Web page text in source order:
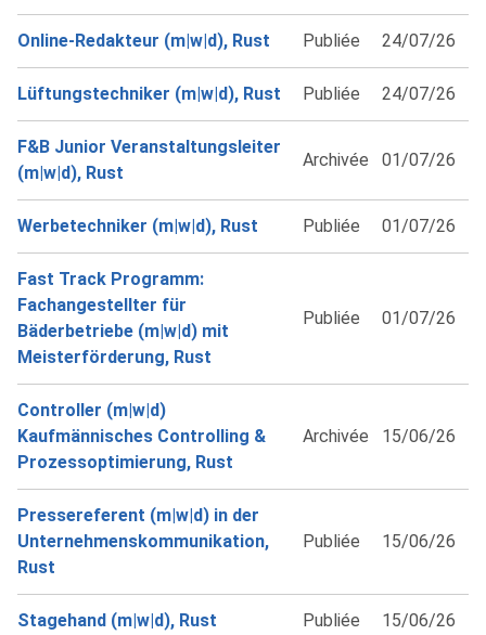
Online-Redakteur (m|w|d), Rust Publiée 24/07/26
Lüftungstechniker (m|w|d), Rust Publiée 24/07/26
F&B Junior Veranstaltungsleiter
(m|w|d), Rust
Archivée 01/07/26
Werbetechniker (m|w|d), Rust Publiée 01/07/26
Fast Track Programm:
Fachangestellter für
Bäderbetriebe (m|w|d) mit
Meisterförderung, Rust
Publiée 01/07/26
Controller (m|w|d)
Kaufmännisches Controlling &
Prozessoptimierung, Rust
Archivée 15/06/26
Pressereferent (m|w|d) in der
Unternehmenskommunikation,
Rust
Publiée 15/06/26
Stagehand (m|w|d), Rust Publiée 15/06/26